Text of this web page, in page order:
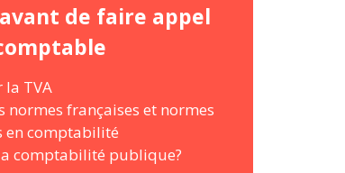
de faire appel
la TVA
normes françaises et normes
en comptabilité
comptabilité publique?